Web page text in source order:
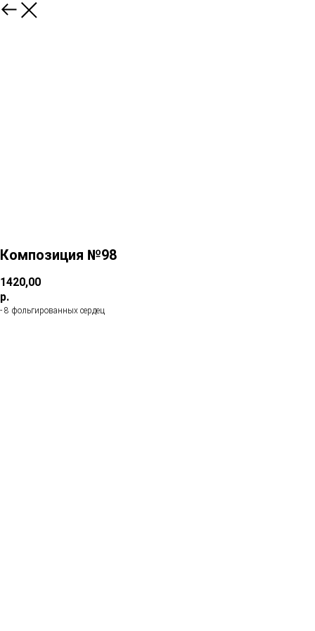
Композиция №98
1420,00
р.
- 8 фольгированных сердец